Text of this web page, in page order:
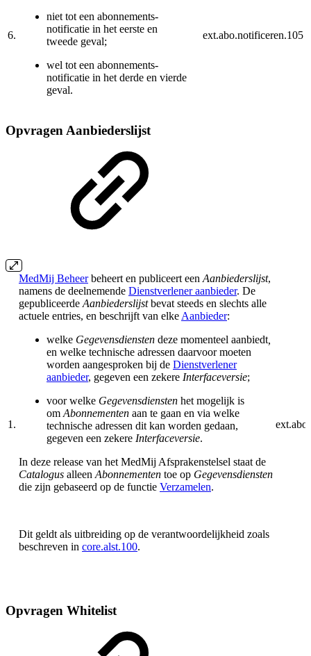
6.
niet tot een abonnements-
notificatie in het eerste en
tweede geval;
wel tot een abonnements-
notificatie in het derde en vierde
geval.
ext.abo.notificeren.105
Opvragen Aanbiederslijst
1.
MedMij Beheerbeheert en publiceert een Aanbiederslijst,
namens de deelnemende Dienstverlener aanbieder. De
gepubliceerde Aanbiederslijstbevat steeds en slechts alle
actuele entries, en beschrijft van elke Aanbieder:
welke Gegevensdiensten deze momenteel aanbiedt
en welke technische adressen daarvoor moeten
worden aangesproken bij de Dienstverlener
aanbieder, gegeven een zekere Interfaceversie;
voor welke Gegevensdiensten het mogelijk is
om Abonnementen aan te gaan en via welke
technische adressen dit kan worden gedaan,
gegeven een zekere Interfaceversie.
In deze release van het MedMij Afsprakenstelsel staat de
Catalogus alleen Abonnementen toe op Gegevensdiensten
die zijn gebaseerd op de functie Verzamelen.
Dit geldt als uitbreiding op de verantwoordelijkheid zoals
beschreven in core.alst.100.
Opvragen Whitelist